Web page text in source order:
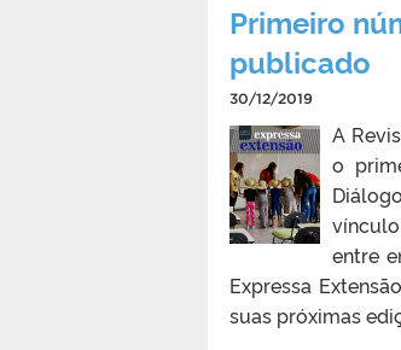
Primeiro
publicado
30/12/2019
A
o
entre
Expressa
suas próximas